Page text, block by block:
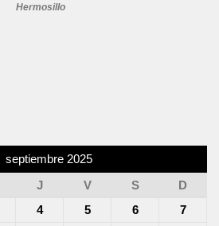
Hermosillo
septiembre 2025
J V S
D
4 5 6
7